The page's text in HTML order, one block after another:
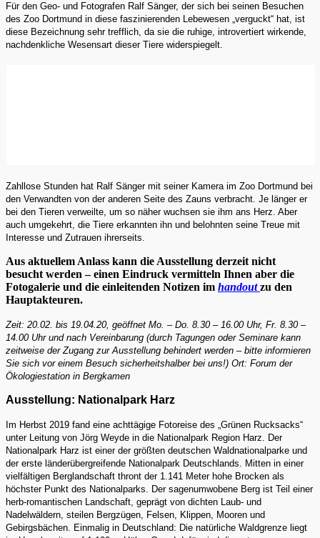
Für den Geo- und Fotografen Ralf Sänger, der sich bei seinen Besuchen
des Zoo Dortmund in diese faszinierenden Lebewesen „verguckt“ hat, ist
diese Bezeichnung sehr trefflich, da sie die ruhige, introvertiert wirkende,
nachdenkliche Wesensart dieser Tiere widerspiegelt.
Zahllose Stunden hat Ralf Sänger mit seiner Kamera im Zoo Dortmund bei
den Verwandten von der anderen Seite des Zauns verbracht. Je länger er
bei den Tieren verweilte, um so näher wuchsen sie ihm ans Herz. Aber
auch umgekehrt, die Tiere erkannten ihn und belohnten seine Treue mit
Interesse und Zutrauen ihrerseits.
Aus aktuellem Anlass kann die Ausstellung derzeit nicht
besucht werden – einen Eindruck vermitteln Ihnen aber die
Fotogalerie und die einleitenden Notizen im handout zu den
Hauptakteuren.
Zeit: 20.02. bis 19.04.20, geöffnet Mo. – Do. 8.30 – 16.00 Uhr, Fr. 8.30 –
14.00 Uhr und nach Vereinbarung (durch Tagungen oder Seminare kann
zeitweise der Zugang zur Ausstellung behindert werden – bitte informieren
Sie sich vor einem Besuch sicherheitshalber bei uns!) Ort: Forum der
Ökologiestation in Bergkamen
Ausstellung: Nationalpark Harz
Im Herbst 2019 fand eine achttägige Fotoreise des „Grünen Rucksacks“
unter Leitung von Jörg Weyde in die Nationalpark Region Harz. Der
Nationalpark Harz ist einer der größten deutschen Waldnationalparke und
der erste länderübergreifende Nationalpark Deutschlands. Mitten in einer
vielfältigen Berglandschaft thront der 1.141 Meter hohe Brocken als
höchster Punkt des Nationalparks. Der sagenumwobene Berg ist Teil einer
herb-romantischen Landschaft, geprägt von dichten Laub- und
Nadelwäldern, steilen Bergzügen, Felsen, Klippen, Mooren und
Gebirgsbächen. Einmalig in Deutschland: Die natürliche Waldgrenze liegt